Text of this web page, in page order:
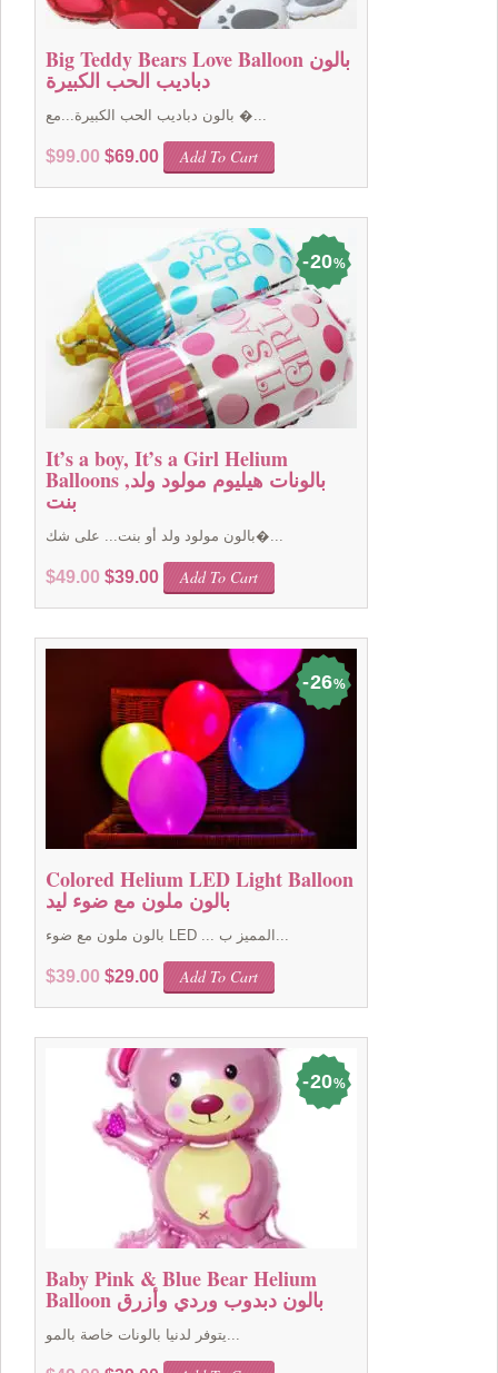
Big Teddy Bears Love Balloon بالون
دباديب الحب الكبيرة
بالون دباديب الحب الكبيرة...مع �...
$99.00 Original
$99.00.
$69.00Current
price
$69.00.
Add To Cart
20%
It’s a boy, It’s a Girl Helium
Balloons بالونات هيليوم مولود ولد,
بنت
بالون مولود ولد أو بنت... على شك�...
$49.00 Original
$49.00.
$39.00Current
price
$39.00.
Add To Cart
26%
Colored Helium LED Light Balloon
بالون ملون مع ضوء ليد
بالون ملون مع ضوء LED ... المميز ب...
$39.00 Original
$39.00.
$29.00Current
price
$29.00.
Add To Cart
20%
Baby Pink & Blue Bear Helium
Balloon بالون دبدوب وردي وأزرق
يتوفر لدنيا بالونات خاصة بالمو...